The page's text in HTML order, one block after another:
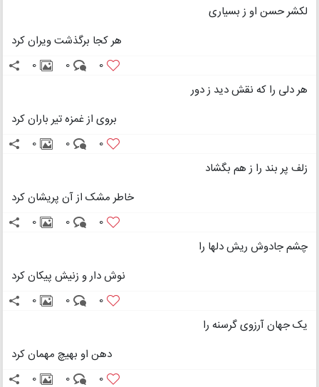
لکشر حسن او ز بسیاری
هر کجا برگذشت ویران کرد
0
0
0
هر دلی را که نقش دید ز دور
بروی از غمزه تیر باران کرد
0
0
0
زلف پر بند را ز هم بگشاد
خاطر مشک از آن پریشان کرد
0
0
0
چشم جادوش ریش دلها را
نوش دار و زنیش پیکان کرد
0
0
0
یک جهان آرزوی گرسنه را
دهن او بهیچ مهمان کرد
0
0
0